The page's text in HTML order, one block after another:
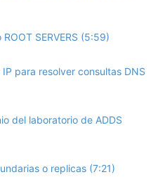
SERVERS (5:59)
para resolver consultas DNS
del laboratorio de ADDS
o replicas (7:21)